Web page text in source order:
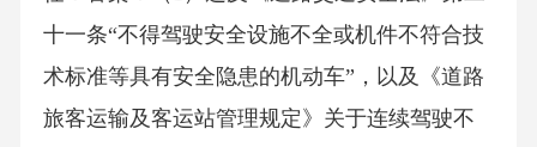
十一条“不得驾驶安全设施不全或机件不符合技
术标准等具有安全隐患的机动车”，以及《道路
旅客运输及客运站管理规定》关于连续驾驶不